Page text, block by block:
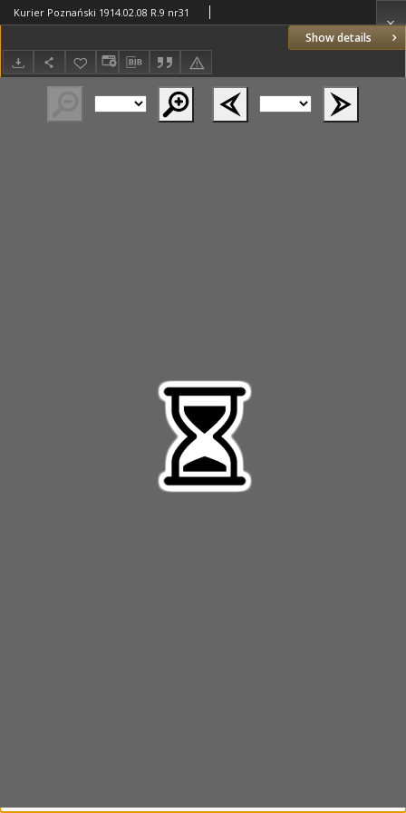
Show details
Kurier Poznański 1914.02.08 R.9 nr31